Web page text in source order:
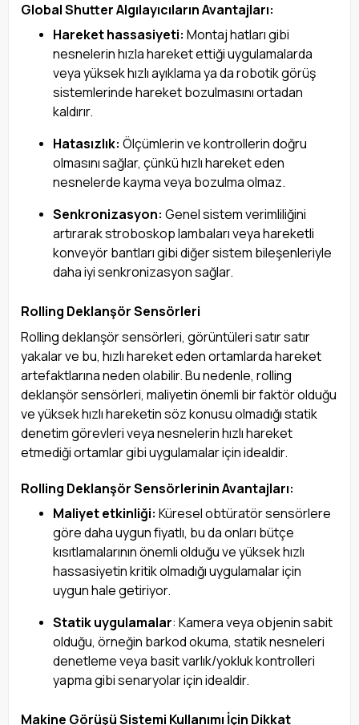
Global Shutter Algılayıcıların Avantajları:
Hareket hassasiyeti: Montaj hatları gibi
nesnelerin hızla hareket ettiği uygulamalarda
veya yüksek hızlı ayıklama ya da robotik görüş
sistemlerinde hareket bozulmasını ortadan
kaldırır.
Hatasızlık: Ölçümlerin ve kontrollerin doğru
olmasını sağlar, çünkü hızlı hareket eden
nesnelerde kayma veya bozulma olmaz.
Senkronizasyon: Genel sistem verimliliğini
artırarak stroboskop lambaları veya hareketli
konveyör bantları gibi diğer sistem bileşenleriyle
daha iyi senkronizasyon sağlar.
Rolling Deklanşör Sensörleri
Rolling deklanşör sensörleri, görüntüleri satır satır
yakalar ve bu, hızlı hareket eden ortamlarda hareket
artefaktlarına neden olabilir. Bu nedenle, rolling
deklanşör sensörleri, maliyetin önemli bir faktör olduğu
ve yüksek hızlı hareketin söz konusu olmadığı statik
denetim görevleri veya nesnelerin hızlı hareket
etmediği ortamlar gibi uygulamalar için idealdir.
Rolling Deklanşör Sensörlerinin Avantajları:
Maliyet etkinliği: Küresel obtüratör sensörlere
göre daha uygun fiyatlı, bu da onları bütçe
kısıtlamalarının önemli olduğu ve yüksek hızlı
hassasiyetin kritik olmadığı uygulamalar için
uygun hale getiriyor.
Statik uygulamalar: Kamera veya objenin sabit
olduğu, örneğin barkod okuma, statik nesneleri
denetleme veya basit varlık/yokluk kontrolleri
yapma gibi senaryolar için idealdir.
Makine Görüşü Sistemi Kullanımı İçin Dikkat